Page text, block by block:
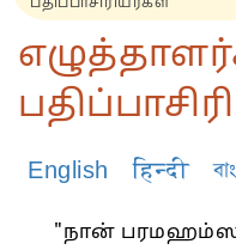
பதிப்பாசிரியர்கள்
English हिन्दी
"நான் பரமஹம்ஸ